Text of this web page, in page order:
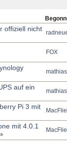
offiziell nicht
FOX
mathias
auf ein
mathias
Pi 3 mit
mit 4.0.1
»